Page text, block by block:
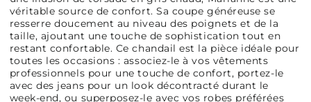
véritable source de confort. Sa coupe généreuse se
resserre doucement au niveau des poignets et de la
taille, ajoutant une touche de sophistication tout en
restant confortable. Ce chandail est la pièce idéale pour
toutes les occasions : associez-le à vos vêtements
professionnels pour une touche de confort, portez-le
avec des jeans pour un look décontracté durant le
week-end, ou superposez-le avec vos robes préférées